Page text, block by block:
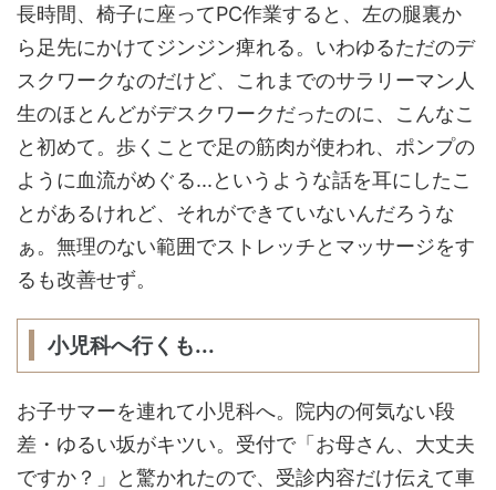
長時間、椅子に座ってPC作業すると、左の腿裏か
ら足先にかけてジンジン痺れる。いわゆるただのデ
スクワークなのだけど、これまでのサラリーマン人
生のほとんどがデスクワークだったのに、こんなこ
と初めて。歩くことで足の筋肉が使われ、ポンプの
ように血流がめぐる...というような話を耳にしたこ
とがあるけれど、それができていないんだろうな
ぁ。無理のない範囲でストレッチとマッサージをす
るも改善せず。
小児科へ行くも...
お子サマーを連れて小児科へ。院内の何気ない段
差・ゆるい坂がキツい。受付で「お母さん、大丈夫
ですか？」と驚かれたので、受診内容だけ伝えて車